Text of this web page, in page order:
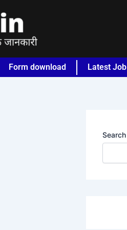
Form download Latest Job
Search